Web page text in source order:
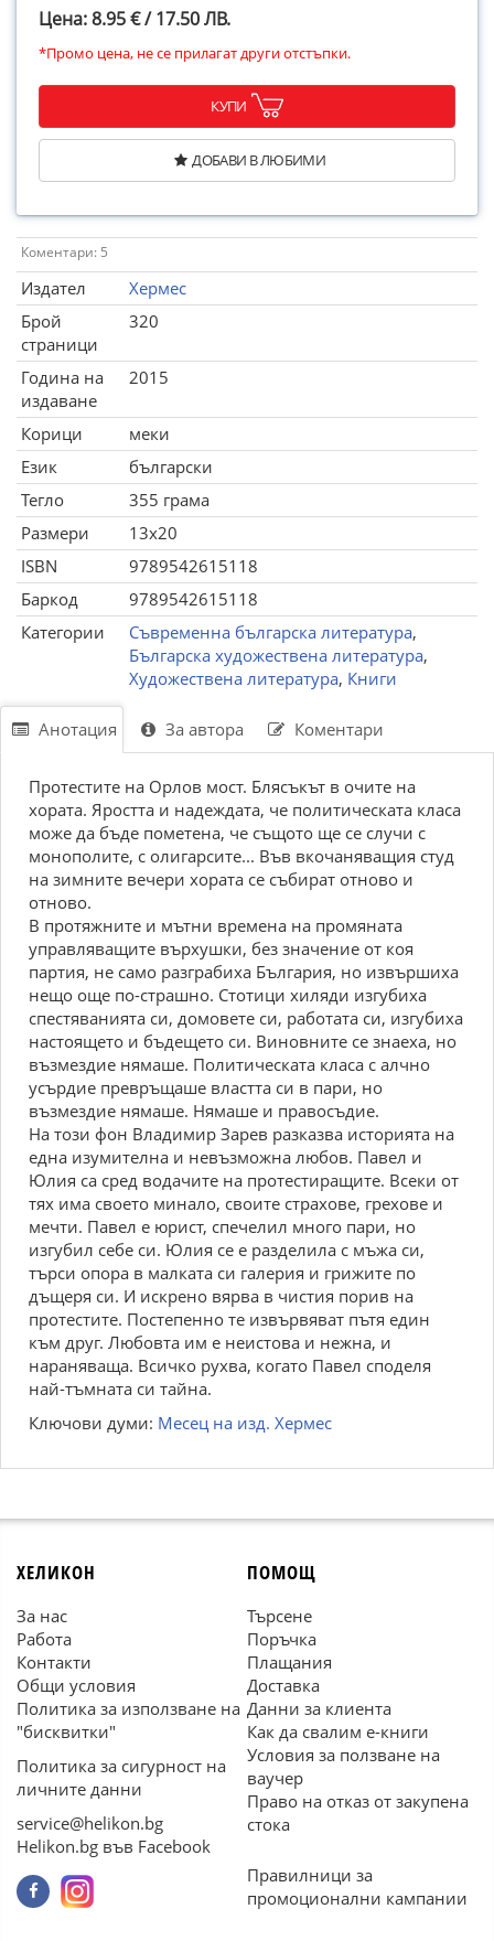
Цена: 8.95 € / 17.50 ЛВ.
*Промо цена, не се прилагат други отстъпки.
КУПИ
ДОБАВИ В ЛЮБИМИ
Коментари: 5
Издател
Хермес
Брой
страници
320
Година на
издаване
2015
Корици
меки
Език
български
Тегло
355 грама
Размери
13x20
ISBN
9789542615118
Баркод
9789542615118
Категории
Съвременна българска литература,
Българска художествена литература,
Художествена литература, Книги
Анотация За автора Коментари
Протестите на Орлов мост. Блясъкът в очите на
хората. Яростта и надеждата, че политическата класа
може да бъде пометена, че същото ще се случи с
монополите, с олигарсите... Във вкочаняващия студ
на зимните вечери хората се събират отново и
отново.
В протяжните и мътни времена на промяната
управляващите върхушки, без значение от коя
партия, не само разграбиха България, но извършиха
нещо още по-страшно. Стотици хиляди изгубиха
спестяванията си, домовете си, работата си, изгубиха
настоящето и бъдещето си. Виновните се знаеха, но
възмездие нямаше. Политическата класа с алчно
усърдие превръщаше властта си в пари, но
възмездие нямаше. Нямаше и правосъдие.
На този фон Владимир Зарев разказва историята на
една изумителна и невъзможна любов. Павел и
Юлия са сред водачите на протестиращите. Всеки от
тях има своето минало, своите страхове, грехове и
мечти. Павел е юрист, спечелил много пари, но
изгубил себе си. Юлия се е разделила с мъжа си,
търси опора в малката си галерия и грижите по
дъщеря си. И искрено вярва в чистия порив на
протестите. Постепенно те извървяват пътя един
към друг. Любовта им е неистова и нежна, и
нараняваща. Всичко рухва, когато Павел споделя
най-тъмната си тайна.
Ключови думи: Месец на изд. Хермес
ХЕЛИКОН
За нас
Работа
Контакти
Общи условия
Политика за използване на
"бисквитки"
Политика за сигурност на
личните данни
service@helikon.bg
Helikon.bg във Facebook
ПОМОЩ
Търсене
Поръчка
Плащания
Доставка
Данни за клиента
Как да свалим е-книги
Условия за ползване на
ваучер
Право на отказ от закупена
стока
Правилници за
промоционални кампании